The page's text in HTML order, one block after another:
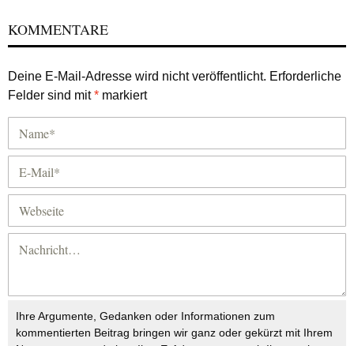
KOMMENTARE
Deine E-Mail-Adresse wird nicht veröffentlicht. Erforderliche
Felder sind mit* markiert
Ihre Argumente, Gedanken oder Informationen zum
kommentierten Beitrag bringen wir ganz oder gekürzt mit Ihrem